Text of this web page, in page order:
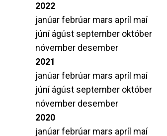
2022
janúarfebrúar mars apríl maí
júníágúst september október
nóvember desember
2021
janúarfebrúar mars apríl maí
júníágúst september október
nóvember desember
2020
janúarfebrúar mars apríl maí